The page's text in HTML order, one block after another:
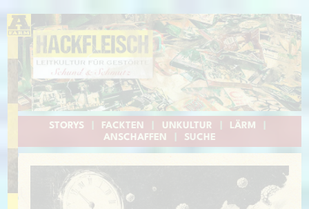
STORYS FACKTEN UNKULTUR LÄRM
ANSCHAFFEN
SUCHE